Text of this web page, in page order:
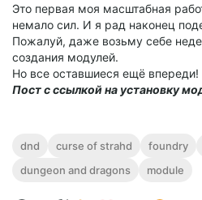
Это первая моя масштабная
немало сил. И я рад наконец
Пожалуй, даже возьму себе
создания модулей.
Но все оставшиеся ещё впереди!
Пост с ссылкой на установку
dnd curse of strahd foundry
dungeon and dragons
module